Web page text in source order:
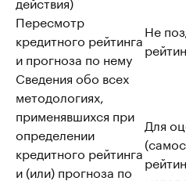
Пересмотр
кредитного рейтинга
и прогноза по нему
Не
Сведения обо всех
методологиях,
применявшихся при
определении
кредитного рейтинга
и (или) прогноза по
Для